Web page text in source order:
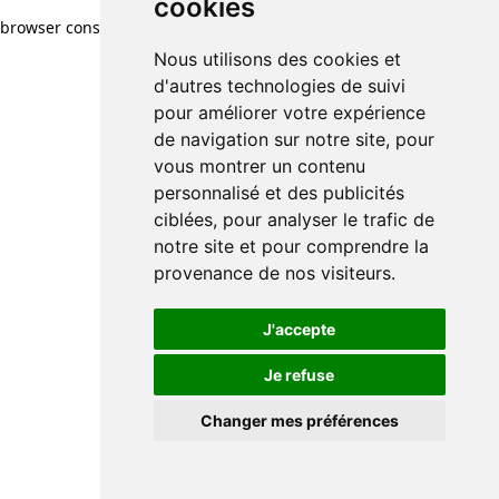
cookies
Nous utilisons des cookies et
d'autres technologies de suivi
pour améliorer votre expérience
de navigation sur notre site, pour
vous montrer un contenu
personnalisé et des publicités
ciblées, pour analyser le trafic de
notre site et pour comprendre la
provenance de nos visiteurs.
J'accepte
Je refuse
Changer mes préférences
browser console for more information)